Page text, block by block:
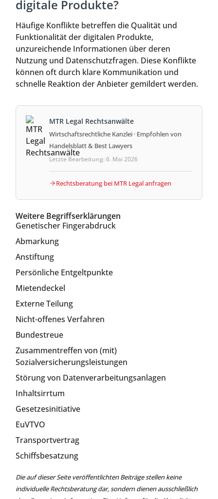
digitale Produkte?
Häufige Konflikte betreffen die Qualität und
Funktionalität der digitalen Produkte,
unzureichende Informationen über deren
Nutzung und Datenschutzfragen. Diese Konflikte
können oft durch klare Kommunikation und
schnelle Reaktion der Anbieter gemildert werden.
MTR Legal Rechtsanwälte
Wirtschaftsrechtliche Kanzlei · Empfohlen von
Handelsblatt & Best Lawyers
Letzte Bearbeitung: 6. Mai 2026
Rechtsberatung bei MTR Legal anfragen
Weitere Begriffserklärungen
Genetischer Fingerabdruck
Abmarkung
Anstiftung
Persönliche Entgeltpunkte
Mietendeckel
Externe Teilung
Nicht-offenes Verfahren
Bundestreue
Zusammentreffen von (mit)
Sozialversicherungsleistungen
Störung von Datenverarbeitungsanlagen
Inhaltsirrtum
Gesetzesinitiative
EuVTVO
Transportvertrag
Schiffsbesatzung
Die auf dieser Seite veröffentlichten Beiträge stellen keine
individuelle Rechtsberatung dar, sondern dienen ausschließlich